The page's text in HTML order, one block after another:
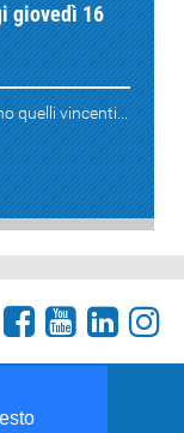
giovedì 16
quelli vincenti...